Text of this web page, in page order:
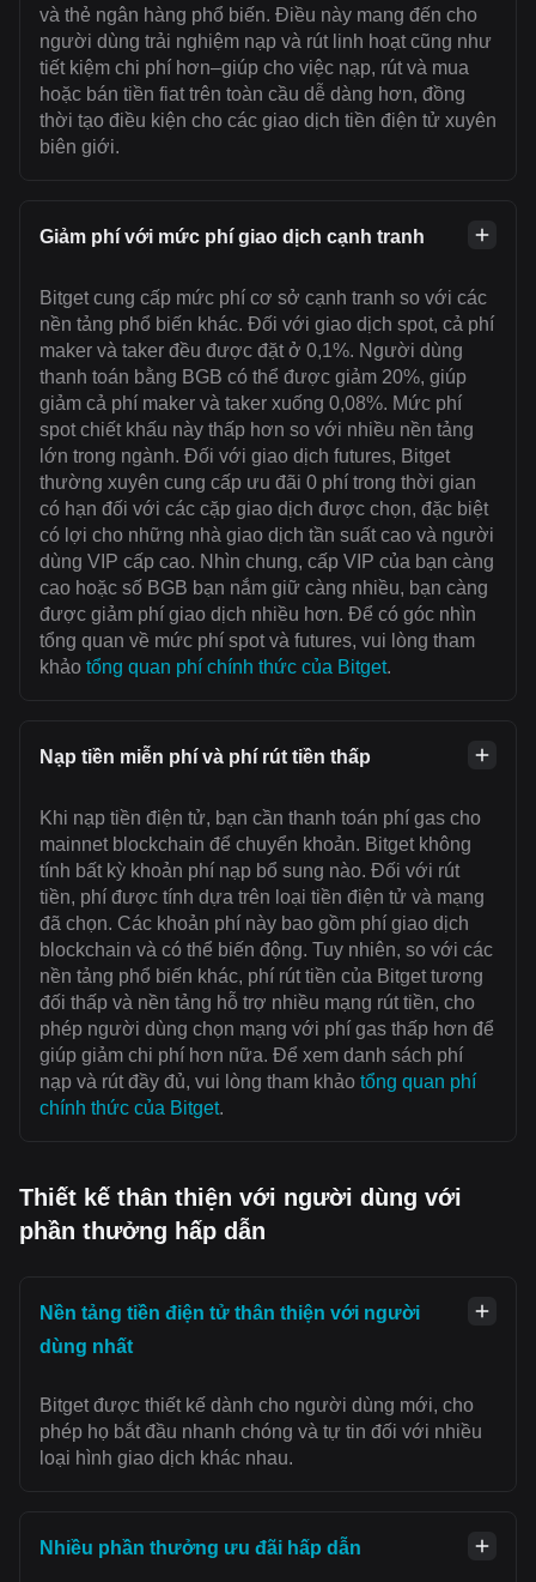
và thẻ ngân hàng phổ biến. Điều này mang đến cho
người dùng trải nghiệm nạp và rút linh hoạt cũng như
tiết kiệm chi phí hơn–giúp cho việc nạp, rút và mua
hoặc bán tiền fiat trên toàn cầu dễ dàng hơn, đồng
thời tạo điều kiện cho các giao dịch tiền điện tử xuyên
biên giới.
Giảm phí với mức phí giao dịch cạnh tranh
Bitget cung cấp mức phí cơ sở cạnh tranh so với các
nền tảng phổ biến khác. Đối với giao dịch spot, cả phí
maker và taker đều được đặt ở 0,1%. Người dùng
thanh toán bằng BGB có thể được giảm 20%, giúp
giảm cả phí maker và taker xuống 0,08%. Mức phí
spot chiết khấu này thấp hơn so với nhiều nền tảng
lớn trong ngành. Đối với giao dịch futures, Bitget
thường xuyên cung cấp ưu đãi 0 phí trong thời gian
có hạn đối với các cặp giao dịch được chọn, đặc biệt
có lợi cho những nhà giao dịch tần suất cao và người
dùng VIP cấp cao. Nhìn chung, cấp VIP của bạn càng
cao hoặc số BGB bạn nắm giữ càng nhiều, bạn càng
được giảm phí giao dịch nhiều hơn. Để có góc nhìn
tổng quan về mức phí spot và futures, vui lòng tham
khảo tổng quan phí chính thức của Bitget.
Nạp tiền miễn phí và phí rút tiền thấp
Khi nạp tiền điện tử, bạn cần thanh toán ‌phí gas cho
mainnet blockchain để chuyển khoản. Bitget không
tính bất kỳ khoản phí nạp bổ sung nào. Đối với rút
tiền, phí được tính dựa trên loại tiền điện tử và mạng
đã chọn. Các khoản phí này bao gồm phí giao dịch
blockchain và có thể biến động. Tuy nhiên, so với các
nền tảng phổ biến khác, phí rút tiền của Bitget tương
đối thấp và nền tảng hỗ trợ nhiều mạng rút tiền, cho
phép người dùng chọn mạng với ‌phí gas thấp hơn để
giúp giảm chi phí hơn nữa. Để xem danh sách phí
nạp và rút đầy đủ, vui lòng tham khảo tổng quan phí
chính thức của Bitget.
Thiết kế thân thiện với người dùng với
phần thưởng hấp dẫn
Nền tảng tiền điện tử thân thiện với người
dùng nhất
Bitget được thiết kế dành cho người dùng mới, cho
phép họ bắt đầu nhanh chóng và tự tin đối với nhiều
loại hình giao dịch khác nhau.
Nhiều phần thưởng ưu đãi hấp dẫn